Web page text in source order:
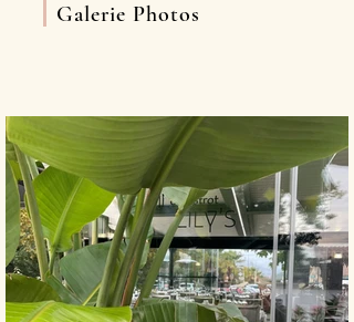
Galerie Photos